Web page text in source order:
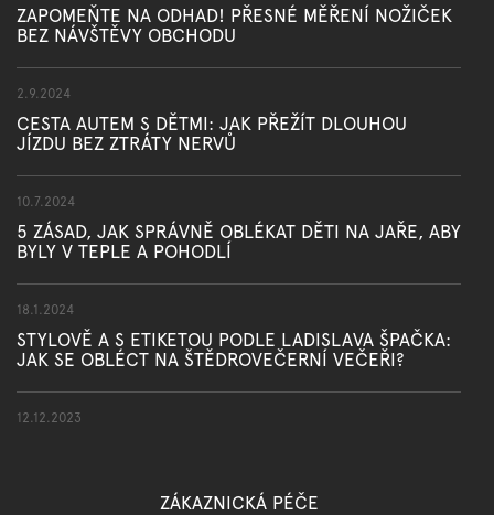
ZAPOMEŇTE NA ODHAD! PŘESNÉ MĚŘENÍ NOŽIČEK
BEZ NÁVŠTĚVY OBCHODU
2.9.2024
CESTA AUTEM S DĚTMI: JAK PŘEŽÍT DLOUHOU
JÍZDU BEZ ZTRÁTY NERVŮ
10.7.2024
5 ZÁSAD, JAK SPRÁVNĚ OBLÉKAT DĚTI NA JAŘE, ABY
BYLY V TEPLE A POHODLÍ
18.1.2024
STYLOVĚ A S ETIKETOU PODLE LADISLAVA ŠPAČKA:
JAK SE OBLÉCT NA ŠTĚDROVEČERNÍ VEČEŘI?
12.12.2023
ZÁKAZNICKÁ PÉČE